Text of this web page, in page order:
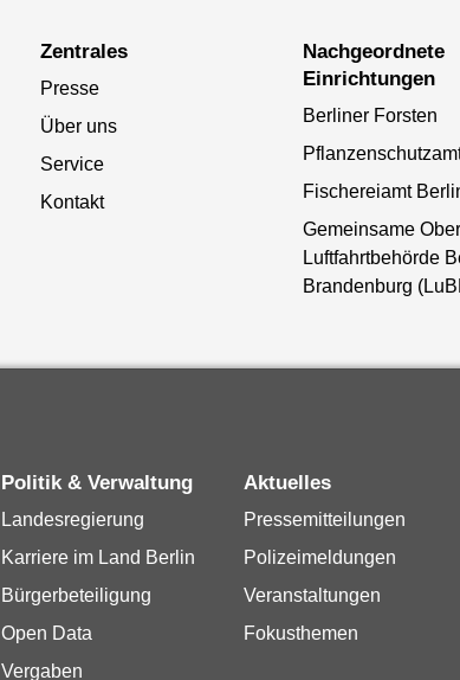
Zentrales
Presse
Über uns
Service
Kontakt
Nachgeordnete
Einrichtungen
Berliner Forsten
Fischereiamt
Gemeinsame
Luftfahrtbehörde
Brandenburg
Politik & Verwaltung
Landesregierung
Karriere im Land Berlin
Bürgerbeteiligung
Open Data
Vergaben
Aktuelles
Pressemitteilungen
Polizeimeldungen
Veranstaltungen
Fokusthemen